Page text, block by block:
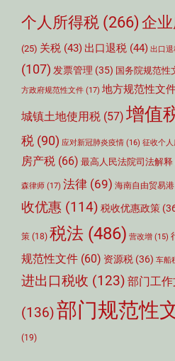
个人所得税 (266) 企
(25) 关税 (43) 出口退税 (44) 出口
(107) 发票管理 (35) 国务院规范性
方政府规范性文件 (17) 地方规范性文
城镇土地使用税 (57) 增值
税 (90) 应对新冠肺炎疫情 (16) 征收个
房产税 (66) 最高人民法院司法解释
森律师 (17) 法律 (69) 海南自由贸易港
收优惠 (114) 税收优惠政策
策 (18) 税法 (486) 营改增 (15)
规范性文件 (60) 资源税 (36) 车船
进出口税收 (123) 部门工
(136)部门规范性
(19)